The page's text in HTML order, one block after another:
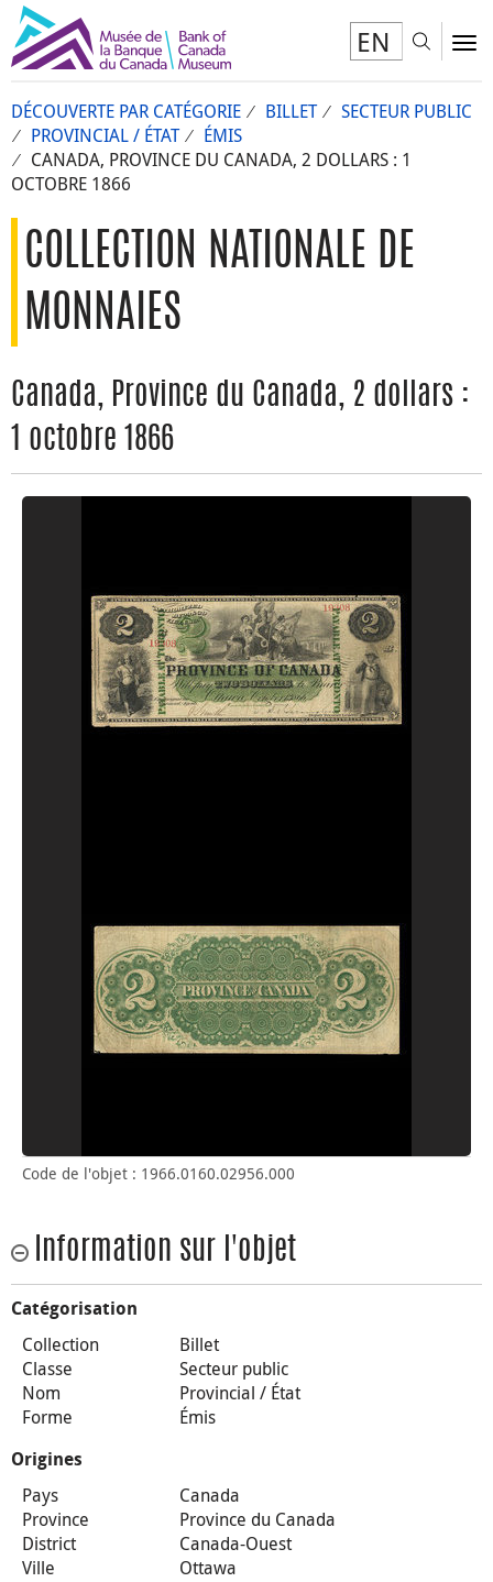
EN
DÉCOUVERTE PAR CATÉGORIE BILLET
SECTEUR PUBLIC
PROVINCIAL / ÉTAT
ÉMIS
CANADA, PROVINCE DU CANADA, 2 DOLLARS : 1
OCTOBRE 1866
COLLECTION NATIONALE DE
MONNAIES
Canada, Province du Canada, 2 dollars :
1 octobre 1866
Code de l'objet : 1966.0160.02956.000
Information sur l'objet
Catégorisation
Collection
Billet
Classe
Secteur public
Nom
Provincial / État
Forme
Émis
Origines
Pays
Canada
Province
Province du Canada
District
Canada-Ouest
Ville
Ottawa